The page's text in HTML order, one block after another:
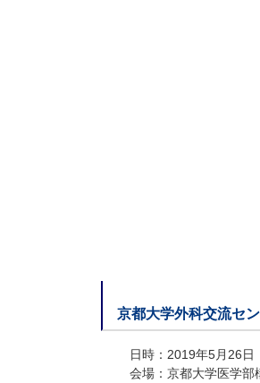
京都大学外科交流セ
日時：2019年5月26
会場：京都大学医学